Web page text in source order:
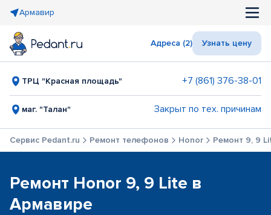
Армавир
Адреса (2) Узнать цену
ТРЦ "Красная площадь" +7 (861) 376-38-01
маг. "Талан" Закрыт по тех. причинам
Сервис Pedant.ru Ремонт телефонов Honor Ремонт 9, 9
Ремонт Honor 9, 9 Lite в
Армавире